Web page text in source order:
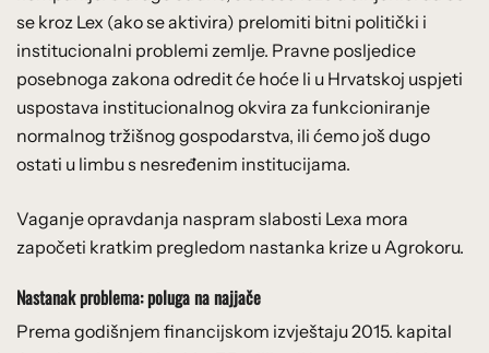
se kroz Lex (ako se aktivira) prelomiti bitni politički i
institucionalni problemi zemlje. Pravne posljedice
posebnoga zakona odredit će hoće li u Hrvatskoj uspjeti
uspostava institucionalnog okvira za funkcioniranje
normalnog tržišnog gospodarstva, ili ćemo još dugo
ostati u limbu s nesređenim institucijama.
Vaganje opravdanja naspram slabosti Lexa mora
započeti kratkim pregledom nastanka krize u Agrokoru.
Nastanak problema: poluga na najjače
Prema godišnjem financijskom izvještaju 2015. kapital